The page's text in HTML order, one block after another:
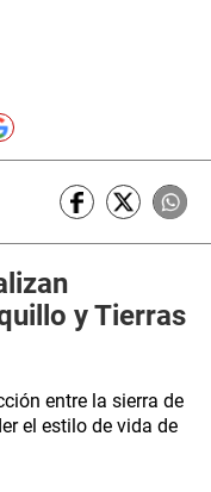
y Tierras
entre la sierra de
el estilo de vida de